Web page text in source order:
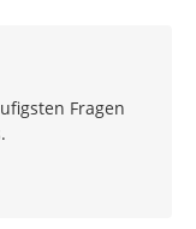
Fragen